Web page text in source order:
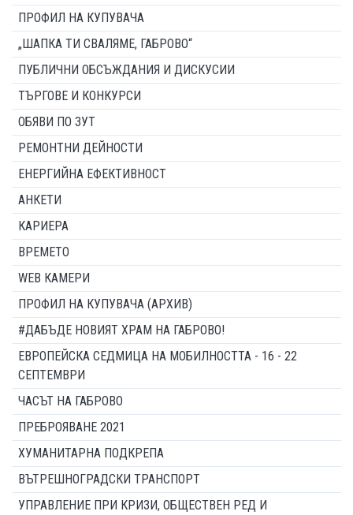
ПРОФИЛ НА КУПУВАЧА
„ШАПКА ТИ СВАЛЯМЕ, ГАБРОВО“
ПУБЛИЧНИ ОБСЪЖДАНИЯ И ДИСКУСИИ
ТЪРГОВЕ И КОНКУРСИ
ОБЯВИ ПО ЗУТ
РЕМОНТНИ ДЕЙНОСТИ
ЕНЕРГИЙНА ЕФЕКТИВНОСТ
АНКЕТИ
КАРИЕРА
ВРЕМЕТО
WEB КАМЕРИ
ПРОФИЛ НА КУПУВАЧА (АРХИВ)
#ДАБЪДЕ НОВИЯТ ХРАМ НА ГАБРОВО!
ЕВРОПЕЙСКА СЕДМИЦА НА МОБИЛНОСТТА - 16 - 22
СЕПТЕМВРИ
ЧАСЪТ НА ГАБРОВО
ПРЕБРОЯВАНЕ 2021
ХУМАНИТАРНА ПОДКРЕПА
ВЪТРЕШНОГРАДСКИ ТРАНСПОРТ
УПРАВЛЕНИЕ ПРИ КРИЗИ, ОБЩЕСТВЕН РЕД И